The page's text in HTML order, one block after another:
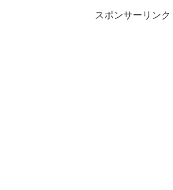
スポンサーリンク